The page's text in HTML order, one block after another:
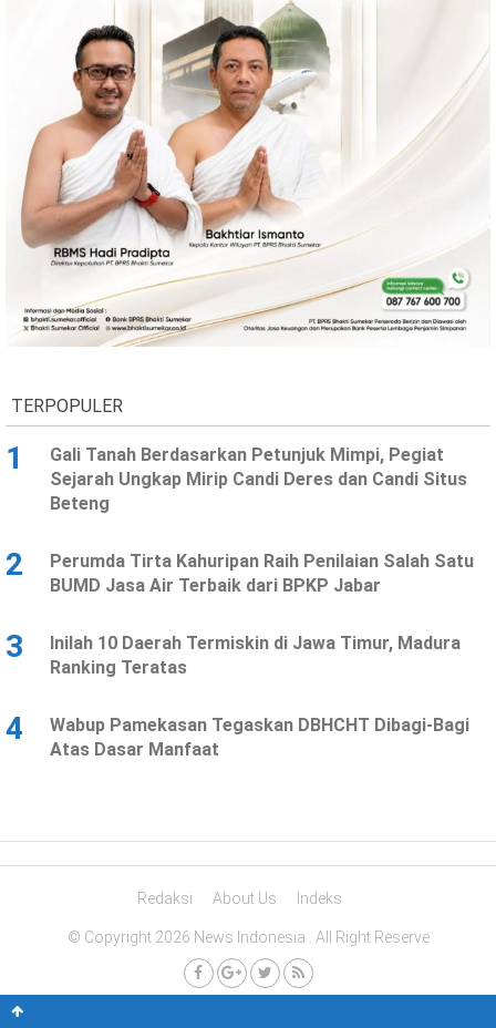
TERPOPULER
1
Gali Tanah Berdasarkan Petunjuk Mimpi, Pegiat
Sejarah Ungkap Mirip Candi Deres dan Candi Situs
Beteng
2
Perumda Tirta Kahuripan Raih Penilaian Salah Satu
BUMD Jasa Air Terbaik dari BPKP Jabar
3
Inilah 10 Daerah Termiskin di Jawa Timur, Madura
Ranking Teratas
4
Wabup Pamekasan Tegaskan DBHCHT Dibagi-Bagi
Atas Dasar Manfaat
Redaksi About Us Indeks
© Copyright 2026 News Indonesia . All Right Reserve